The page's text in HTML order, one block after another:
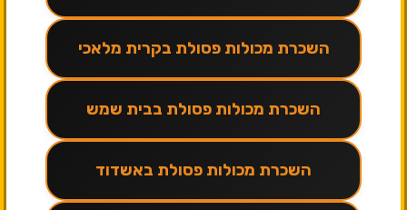
השכרת מכולות פסולת בקרית מלאכי
השכרת מכולות פסולת בבית שמש
השכרת מכולות פסולת באשדוד